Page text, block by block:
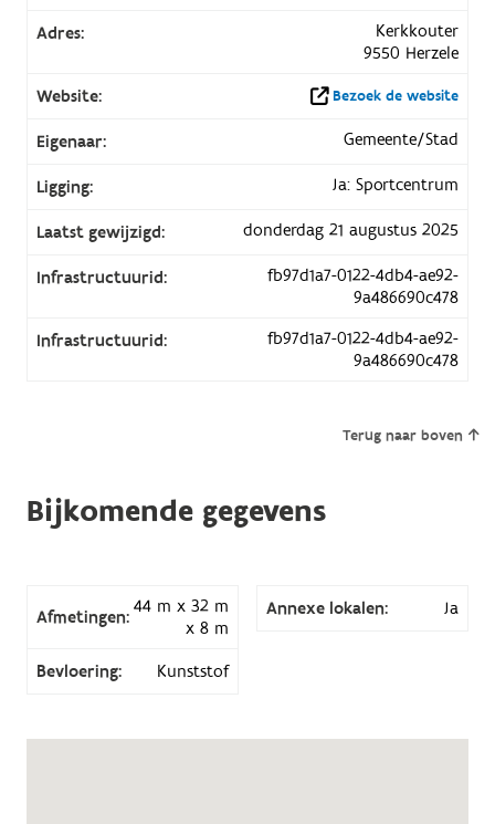
Adres:
Kerkkouter
9550 Herzele
Website:
Bezoek de website
Eigenaar: Gemeente/Stad
Ligging: Ja: Sportcentrum
Laatst gewijzigd: donderdag 21 augustus 2025
Infrastructuurid:
fb97d1a7-0122-4db4-ae92-
9a486690c478
Infrastructuurid:
fb97d1a7-0122-4db4-ae92-
9a486690c478
Terug naar boven
Bijkomende gegevens
Afmetingen: 44 m x 32 m
x 8 m
Annexe lokalen: Ja
Bevloering: Kunststof